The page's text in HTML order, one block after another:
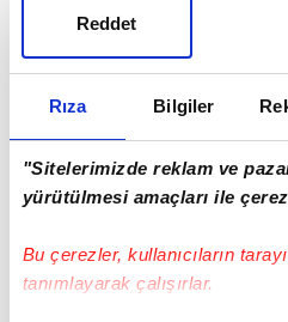
Rıza Bilgiler
"Sitelerimizde reklam ve
yürütülmesi amaçları ile
Bu çerezler, kullanıcıların
tanımlayarak çalışırlar.
Reddet
Galatasaray, 2021
kırmızılı formayı